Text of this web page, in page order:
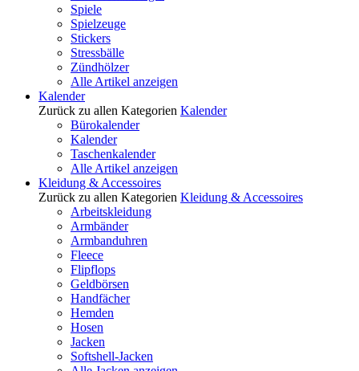
Spiele
Spielzeuge
Stickers
Stressbälle
Zündhölzer
Alle Artikel anzeigen
Kalender
Zurück zu allen Kategorien Kalender
Bürokalender
Kalender
Taschenkalender
Alle Artikel anzeigen
Kleidung & Accessoires
Zurück zu allen Kategorien Kleidung & Accessoires
Arbeitskleidung
Armbänder
Armbanduhren
Fleece
Flipflops
Geldbörsen
Handfächer
Hemden
Hosen
Jacken
Softshell-Jacken